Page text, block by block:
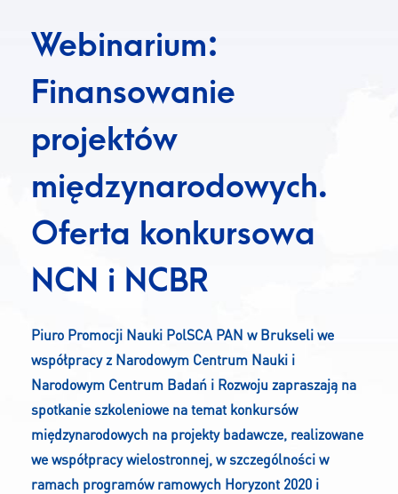
PROJEKTY
KONKURSY
KONTAKT
Webinarium:
Finansowanie
projektów
międzynarodowych.
Oferta konkursowa
NCN i NCBR
Piuro Promocji Nauki PolSCA PAN w Brukseli we
współpracy z Narodowym Centrum Nauki i
Narodowym Centrum Badań i Rozwoju zapraszają na
spotkanie szkoleniowe na temat konkursów
międzynarodowych na projekty badawcze, realizowane
we współpracy wielostronnej, w szczególności w
ramach programów ramowych Horyzont 2020 i